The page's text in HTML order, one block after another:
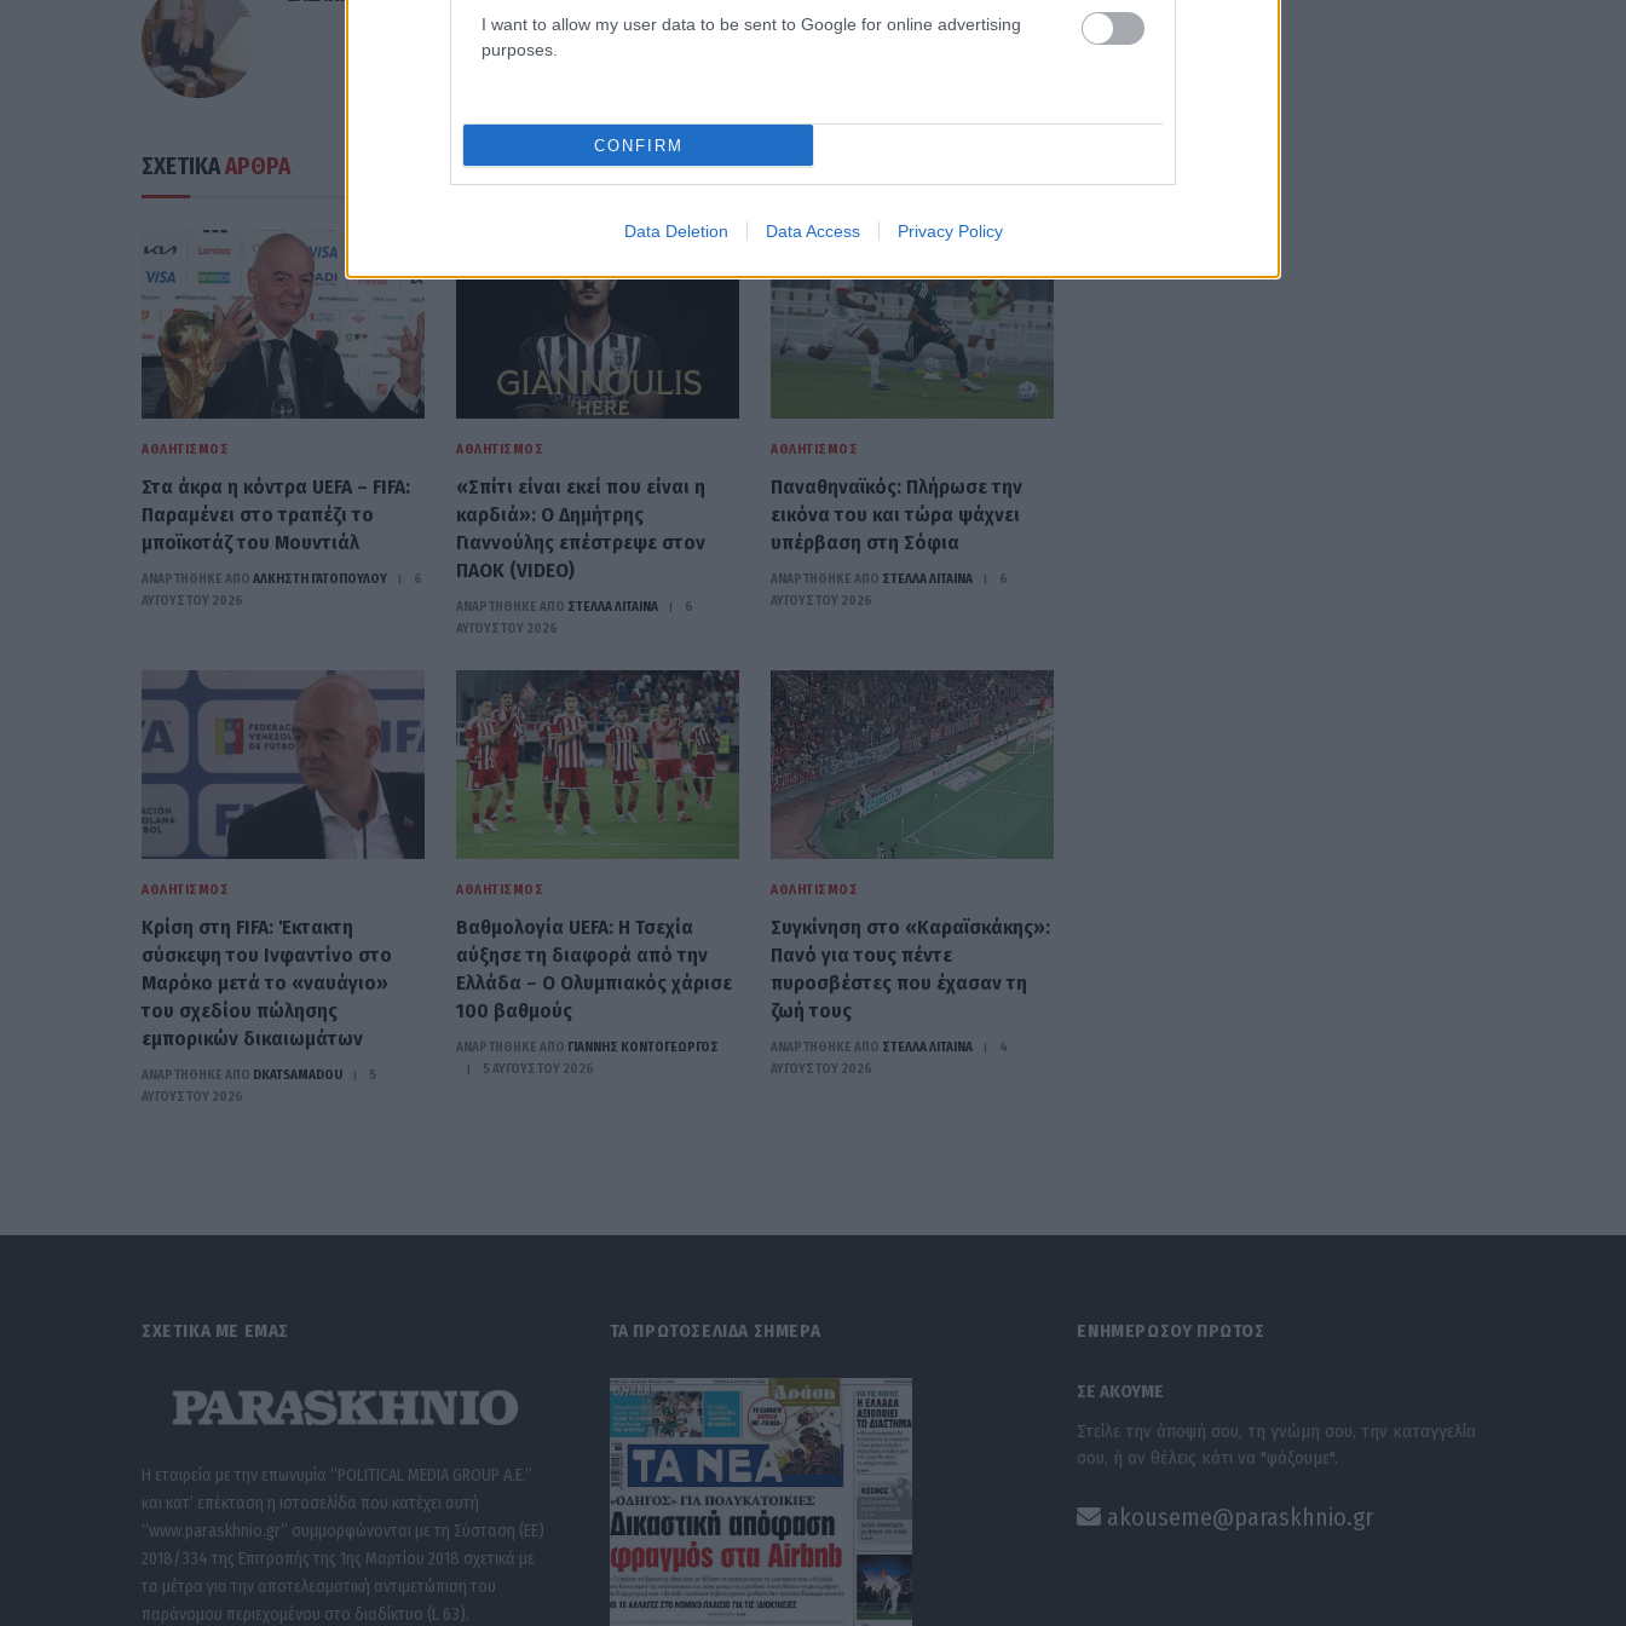
I want to allow my user data to be sent to Google for online advertising
purposes.
CONFIRM
Data Deletion Data Access Privacy Policy
ΣΧΕΤΙΚΑΑΡΘΡΑ
ΑΘΛΗΤΙΣΜΌΣ
Στα άκρα η κόντρα UEFA – FIFA:
Παραμένει στο τραπέζι το
μποϊκοτάζ του Μουντιάλ
ΑΝΑΡΤΗΘΗΚΕ ΑΠΟ ΆΛΚΗΣΤΗ ΓΑΤΟΠΟΎΛΟΥ
6
ΑΥΓΟΎΣΤΟΥ 2026
ΑΘΛΗΤΙΣΜΌΣ
«Σπίτι είναι εκεί που είναι η
καρδιά»: Ο Δημήτρης
Γιαννούλης επέστρεψε στον
ΠΑΟΚ (VIDEO)
ΑΝΑΡΤΗΘΗΚΕ ΑΠΟ ΣΤΈΛΛΑ ΛΊΤΑΙΝΑ
6
ΑΥΓΟΎΣΤΟΥ 2026
ΑΘΛΗΤΙΣΜΌΣ
Παναθηναϊκός: Πλήρωσε την
εικόνα του και τώρα ψάχνει
υπέρβαση στη Σόφια
ΑΝΑΡΤΗΘΗΚΕ ΑΠΟ ΣΤΈΛΛΑ ΛΊΤΑΙΝΑ
6
ΑΥΓΟΎΣΤΟΥ 2026
ΑΘΛΗΤΙΣΜΌΣ
Κρίση στη FIFA: Έκτακτη
σύσκεψη του Ινφαντίνο στο
Μαρόκο μετά το «ναυάγιο»
του σχεδίου πώλησης
εμπορικών δικαιωμάτων
ΑΝΑΡΤΗΘΗΚΕ ΑΠΟ DKATSAMADOU
5
ΑΥΓΟΎΣΤΟΥ 2026
ΑΘΛΗΤΙΣΜΌΣ
Βαθμολογία UEFA: H Τσεχία
αύξησε τη διαφορά από την
Ελλάδα – Ο Ολυμπιακός χάρισε
100 βαθμούς
ΑΝΑΡΤΗΘΗΚΕ ΑΠΟ ΓΙΆΝΝΗΣ ΚΟΝΤΟΓΕΏΡΓΟΣ
5 ΑΥΓΟΎΣΤΟΥ 2026
ΑΘΛΗΤΙΣΜΌΣ
Συγκίνηση στο «Καραϊσκάκης»:
Πανό για τους πέντε
πυροσβέστες που έχασαν τη
ζωή τους
ΑΝΑΡΤΗΘΗΚΕ ΑΠΟ ΣΤΈΛΛΑ ΛΊΤΑΙΝΑ
4
ΑΥΓΟΎΣΤΟΥ 2026
ΣΧΕΤΙΚΑ ΜΕ ΕΜΑΣ
Η εταιρεία με την επωνυμία “POLITICAL MEDIA GROUP A.E.”
και κατ’ επέκταση η ιστοσελίδα που κατέχει αυτή
“www.paraskhnio.gr” συμμορφώνονται με τη Σύσταση (ΕΕ)
2018/334 της Επιτροπής της 1ης Μαρτίου 2018 σχετικά με
τα μέτρα για την αποτελεσματική αντιμετώπιση του
παράνομου περιεχομένου στο διαδίκτυο (L 63).
ΤΑ ΠΡΩΤΟΣΕΛΙΔΑ ΣΗΜΕΡΑ ΕΝΗΜΕΡΩΣΟΥ ΠΡΩΤΟΣ
ΣΕ ΑΚΟΥΜΕ
Στείλε την άποψή σου, τη γνώμη σου, την καταγγελία
σου, ή αν θέλεις κάτι να "ψάξουμε".
akouseme@paraskhnio.gr